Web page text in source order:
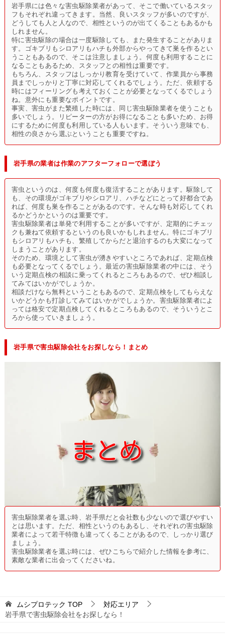
岩手県には色々な害虫駆除業者があって、そこで働いているスタッ
フもそれぞれ違ってきます。当然、良いスタッフが多いのですが、
どうしても人と人なので、相性というのが出てくることもあるかも
しれません。
特に害虫駆除の場合は一度駆除しても、また発生することがありま
す。ゴキブリもシロアリもハチも外部からやってきて巣を作るとい
うこともあるので、そこは注意しましょう。何度も利用することに
なることもあるため、スタッフとの相性は重要です。
もちろん、スタッフはしっかり教育を受けていて、作業員から事務
員までしっかりと丁寧に対応してくれるでしょう。ただ、依頼する
時にはフィーリングも考えておくことが必要となってくるでしょう
ね。意外にも重要なポイントです。
事実、害虫がまた繁殖した時には、同じ害虫駆除業者を使うことも
多いでしょう。リピーターの方がお得になることも多いため、お得
にするために何度も利用している人もいます。そういう意味でも、
相性の良さから選ぶということも重要ですね。
岩手県の業者は作業のアフターフォローで選ぼう
害虫というのは、何度も何度も復活することがあります。駆除して
も、その環境がゴキブリやシロアリ、ハチなどにとって好都合であ
れば、何度も巣を作ることがあるのです。そんな時も対応してくれ
るかどうかというのは重要です。
害虫駆除業者は単発で利用することが多いですが、定期的にチェッ
クも兼ねて依頼するというのも良いかもしれません。特にゴキブリ
もシロアリもハチも、繁殖してからだと退治するのも大変になって
しまうことがあります。
そのため、環境として害虫が湧きやすいところであれば、定期点検
も必要となってくるでしょう。最近の害虫駆除業者の中には、そう
いう定期点検の相談に乗ってくれるところもあるので、ぜひ相談し
てみてはいかがでしょうか。
相談だけなら無料ということもあるので、定期点検をしてもらえな
いかどうかも打診してみてはいかがでしょうか。害虫駆除業者によ
っては格安で定期点検してくれるところもあるので、そういうとこ
ろから使っていきましょう。
岩手県で害虫駆除会社をお探しなら！まとめ
害虫駆除業者を選ぶ時、岩手県だと会社数も少ないので選びやすい
とは思います。ただ、相性というのもあるし、それぞれの害虫駆除
業者によって若干特徴も違ってくることがあるので、しっかり選び
ましょう。
害虫駆除業者を選ぶ時には、ぜひこちらで紹介した情報を参考に、
素敵な業者に出会ってくださいね。
ムシプロテック TOP
対応エリア
岩手県で害虫駆除会社をお探しなら！